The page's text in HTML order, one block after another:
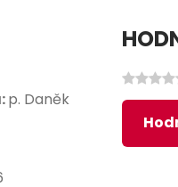
p. Daněk